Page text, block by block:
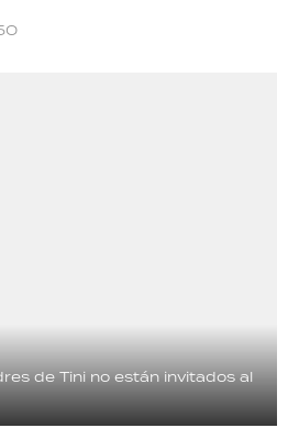
de Tini no están invitados al